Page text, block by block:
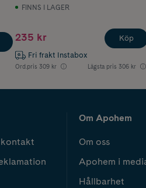
FINNS I LAGER
235 kr
Fri frakt Instabox
Ord.pris 309 kr Lägsta pris 306 kr
Köp
kontakt
Om Apohem
Om oss
Apohem i
Hållbarhet